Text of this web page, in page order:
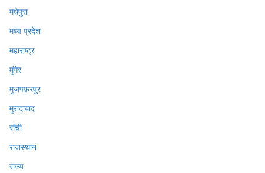
मधेपुरा
मध्य प्रदेश
महाराष्ट्र
मुंगेर
मुजफ्फ़रपुर
मुरादाबाद
रांची
राजस्थान
राज्य